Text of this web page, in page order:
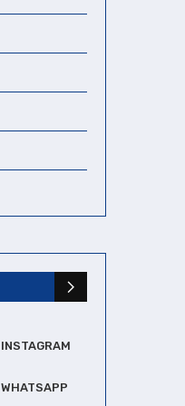
INSTAGRAM
WHATSAPP